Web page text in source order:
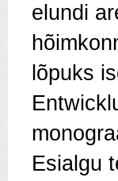
elundi
lõpuks
Esialgu